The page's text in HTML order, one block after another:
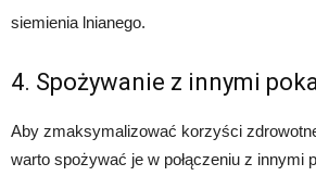
siemienia lnianego.
4. Spożywanie z innymi
Aby zmaksymalizować korzyści
warto spożywać je w połączeniu z innymi